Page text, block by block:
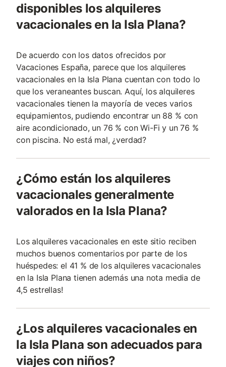
disponibles los alquileres
vacacionales en la Isla Plana?
De acuerdo con los datos ofrecidos por
Vacaciones España, parece que los alquileres
vacacionales en la Isla Plana cuentan con todo lo
que los veraneantes buscan. Aquí, los alquileres
vacacionales tienen la mayoría de veces varios
equipamientos, pudiendo encontrar un 88 % con
aire acondicionado, un 76 % con Wi-Fi y un 76 %
con piscina. No está mal, ¿verdad?
¿Cómo están los alquileres
vacacionales generalmente
valorados en la Isla Plana?
Los alquileres vacacionales en este sitio reciben
muchos buenos comentarios por parte de los
huéspedes: el 41 % de los alquileres vacacionales
en la Isla Plana tienen además una nota media de
4,5 estrellas!
¿Los alquileres vacacionales en
la Isla Plana son adecuados para
viajes con niños?